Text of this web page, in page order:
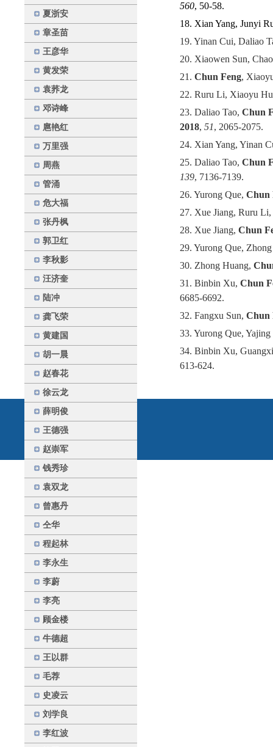
夏浙安
章圣苗
王彦华
黄发荣
袁荞龙
邓诗峰
扈艳红
万里强
周燕
管涌
危大福
张丹枫
郭卫红
李秋影
汪济奎
陆冲
龚飞荣
黄建国
胡一晨
赵春花
徐云龙
薛明俊
王德强
赵崇军
钱秀珍
袁双龙
曾惠丹
仝华
程起林
李永生
李蔚
李亮
顾金楼
牛德超
王以群
毛荐
史凌云
刘学良
李红波
560, 50-58.
18. Xian Yang, Junyi
19. Yinan Cui, Daliao
20. Xiaowen Sun,
21. Chun Feng,
22. Ruru Li, Xiaoyu
23. Daliao Tao, Chun
2018, 51, 2065-2075.
24. Xian Yang, Yinan
25. Daliao Tao, Chun
139, 7136-7139.
26. Yurong Que, Chun
27. Xue Jiang, Ruru Li,
28. Xue Jiang, Chun
29. Yurong Que,
30. Zhong Huang,
31. Binbin Xu, Chun
6685-6692.
32. Fangxu Sun, Chun
33. Yurong Que,
34. Binbin Xu,
613-624.